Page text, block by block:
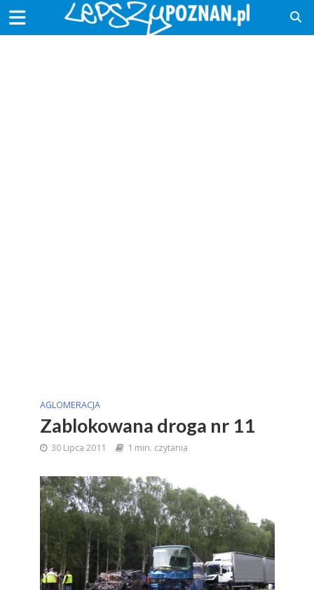
AGLOMERACJA
Zablokowana droga nr 11
30 Lipca 2011 1 min. czytania